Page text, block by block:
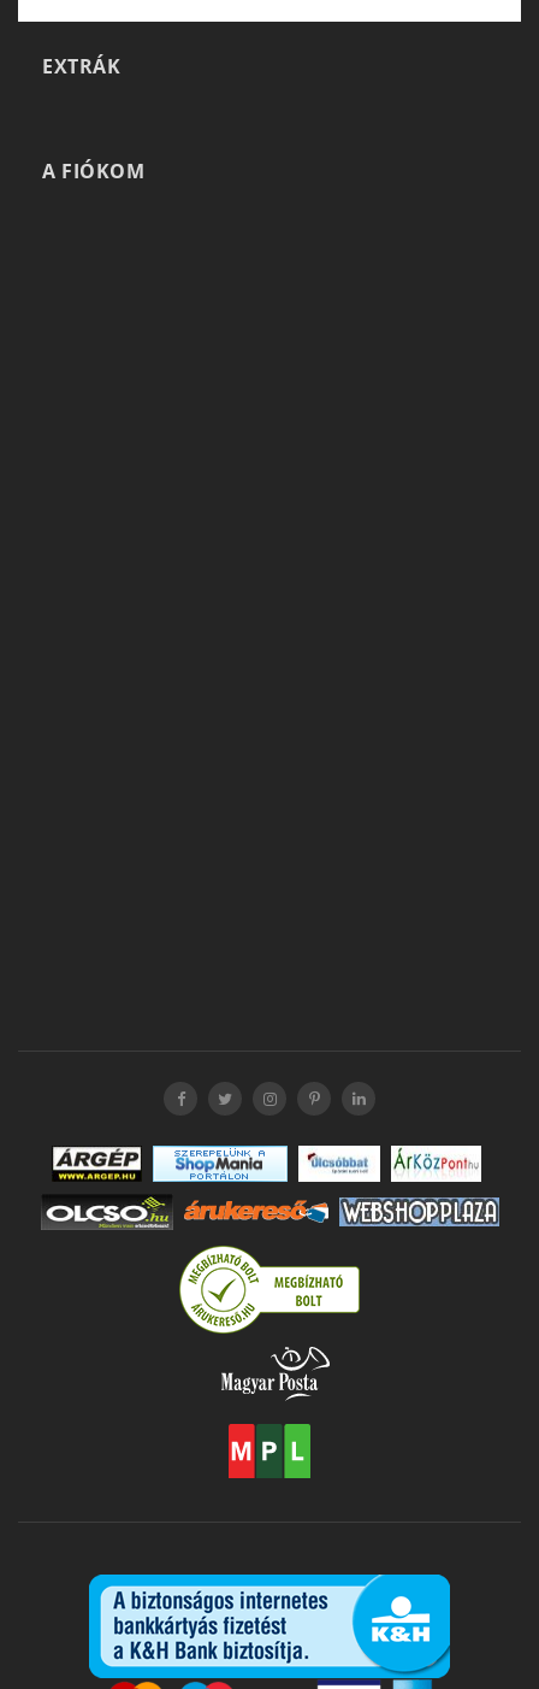
EXTRÁK
A FIÓKOM